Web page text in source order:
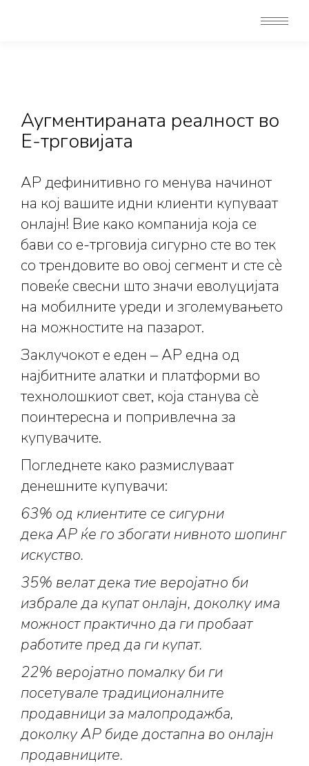
Аугментираната реалност во
Е-трговијата
АР дефинитивно го менува начинот
на кој вашите идни клиенти купуваат
онлајн! Вие како компанија која се
бави со е-трговија сигурно сте во тек
со трендовите во овој сегмент и сте сè
повеќе свесни што значи еволуцијата
на мобилните уреди и зголемувањето
на можностите на пазарот.
Заклучокот е еден – АР една од
најбитните алатки и платформи во
технолошкиот свет, која станува сè
поинтересна и попривлечна за
купувачите.
Погледнете како размислуваат
денешните купувачи:
63% од клиентите се сигурни
дека АР ќе го збогати нивното шопинг
искуство.
35% велат дека тие веројатно би
избрале да купат онлајн, доколку има
можност практично да ги пробаат
работите пред да ги купат.
22% веројатно помалкуби ги
посетувале традиционалните
продавници за малопродажба,
доколку АР биде достапна во онлајн
продавниците.